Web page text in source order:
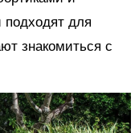
для
знакомиться с